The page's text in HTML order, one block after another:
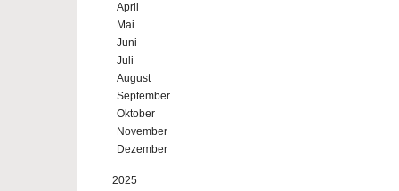
April
Mai
Juni
Juli
August
September
Oktober
November
Dezember
2025